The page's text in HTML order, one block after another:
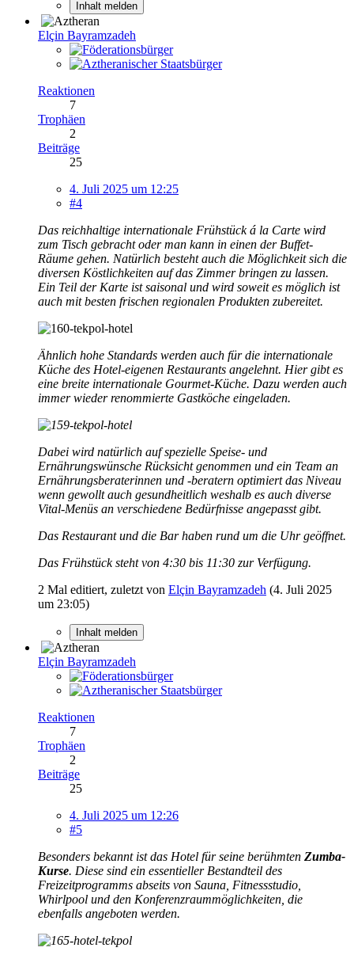
Inhalt melden
Elçin Bayramzadeh
Reaktionen
7
Trophäen
2
Beiträge
25
4. Juli 2025 um 12:25
#4
Das reichhaltige internationale Frühstück á la Carte wird
zum Tisch gebracht oder man kann in einen der Buffet-
Räume gehen. Natürlich besteht auch die Möglichkeit sich die
diversen Köstlichkeiten auf das Zimmer bringen zu lassen.
Ein Teil der Karte ist saisonal und wird soweit es möglich ist
auch mit besten frischen regionalen Produkten zubereitet.
Ähnlich hohe Standards werden auch für die internationale
Küche des Hotel-eigenen Restaurants angelehnt. Hier gibt es
eine breite internationale Gourmet-Küche. Dazu werden auch
immer wieder renommierte Gastköche eingeladen.
Dabei wird natürlich auf spezielle Speise- und
Ernährungswünsche Rücksicht genommen und ein Team an
Ernährungsberaterinnen und -beratern optimiert das Niveau
wenn gewollt auch gesundheitlich weshalb es auch diverse
Vital-Menüs an verschiedene Bedürfnisse angepasst gibt.
Das Restaurant und die Bar haben rund um die Uhr geöffnet.
Das Frühstück steht von 4:30 bis 11:30 zur Verfügung.
2 Mal editiert, zuletzt von Elçin Bayramzadeh (4. Juli 2025
um 23:05)
Inhalt melden
Elçin Bayramzadeh
Reaktionen
7
Trophäen
2
Beiträge
25
4. Juli 2025 um 12:26
#5
Besonders bekannt ist das Hotel für seine berühmten Zumba-
Kurse. Diese sind ein essentieller Bestandteil des
Freizeitprogramms abseits von Sauna, Fitnessstudio,
Whirlpool und den Konferenzraummöglichkeiten, die
ebenfalls angeboten werden.